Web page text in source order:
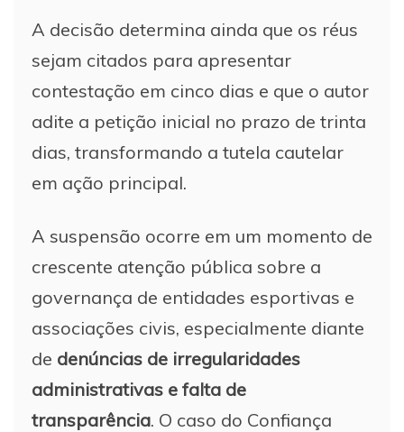
A decisão determina ainda que os réus
sejam citados para apresentar
contestação em cinco dias e que o autor
adite a petição inicial no prazo de trinta
dias, transformando a tutela cautelar
em ação principal.
A suspensão ocorre em um momento de
crescente atenção pública sobre a
governança de entidades esportivas e
associações civis, especialmente diante
de denúncias de irregularidades
administrativas e falta de
transparência. O caso do Confiança